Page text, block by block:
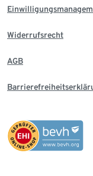
Widerrufsrecht
AGB